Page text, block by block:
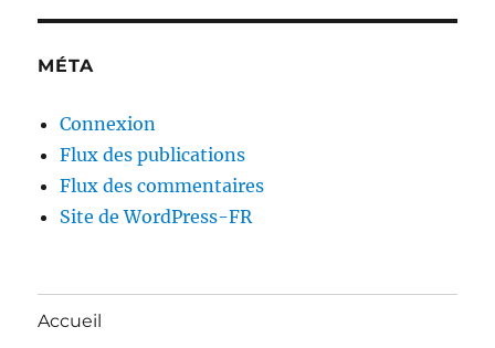
MÉTA
Connexion
Flux des publications
Flux des commentaires
Site de WordPress-FR
Accueil